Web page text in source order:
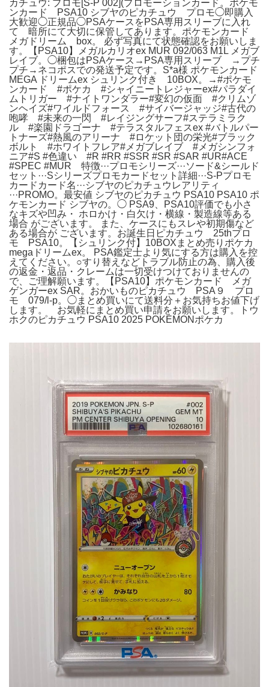
カチュウ: プロモ[S-P 002](プロモーションカード。ポケモ
ンカード PSA10 シブヤのピカチュウ プロモ◯即購入
大歓迎◯正規品◯PSAケースをPSA専用スリーブに入れ
て 暗所にて大切に保管してあります。ポケモンカード
メガドリーム box。 必ず写真にて状態確認をお願いしま
す。【PSA10】メガルカリオex MUR 092/063 M1L メガブ
レイブ。◯梱包はPSAケース→PSA専用スリーブ →プチ
プチ→ネコポスでの発送予定です。S*a様 ポケモンカード
MEGA ドリームex シュリンク付き 10BOX。→#ポケモ
ンカード #ポケカ #シャイニートレジャーex#パラダイ
ムトリガー #ナイトワンダラー#変幻の仮面 #クリムゾ
ンヘイズ#ワイルドフォース #サイバージャッジ#古代の
咆哮 #未来の一閃 #レイジングサーフ#ステラミラク
ル #楽園ドラゴーナ #テラスタルフェスex #バトルパー
トナーズ#熱風のアリーナ #ロケット団の栄光#ブラック
ボルト #ホワイトフレア#メガブレイブ #メガシンフォ
ニア#S #色違い #R #RR #SSR #SR #SAR #UR#ACE
#SPEC #MUR 特徴···プロモシリーズ···ソード&シールド
セット···Sシリーズプロモカードセット詳細···S-Pプロモ
カードカード名···シブヤのピカチュウレアリティ
···PROMO。最安値 シブヤのピカチュウ PSA10 PSA10 ポ
ケモンカード シブヤの。◯ PSA9、PSA10評価でも小さ
なキズや凹み・ ホロかけ・白欠け・横線・製造線等ある
場合 がございます。 また、ケースにもスレや初期傷など
ある場合が ございます。お誕生日ピカチュウ 25thプロ
モ PSA10。【シュリンク付】10BOXまとめ売りポケカ
megaドリームex。 PSA鑑定士より気にする方は購入を控
えてください。○すり替えなどトラブル防止の為、購入後
の返金・返品・クレームは一切受けつけておりませんの
で、ご理解願います。【PSA10】ポケモンカード メガ
ゲンガーex SAR。おかいものピカチュウ PSA９ プロ
モ 079/l-p。◯まとめ買いにて送料分＋お気持ちお値下げ
します。 お気軽にまとめ買い申請をお願いします。トウ
ホクのピカチュウ PSA10 2025 POKEMONポケカ